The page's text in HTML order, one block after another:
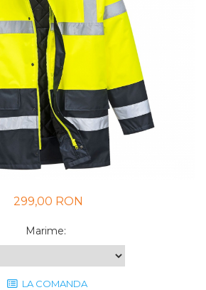
299,00 RON
Marime:
LA COMANDA